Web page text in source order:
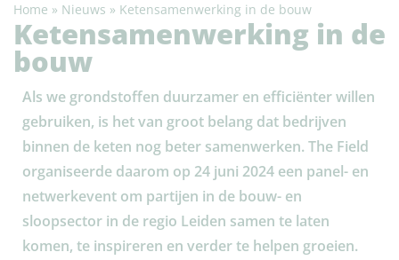
Home » Nieuws » Ketensamenwerking in de bouw
Ketensamenwerking in de
bouw
Als we grondstoffen duurzamer en efficiënter willen
gebruiken, is het van groot belang dat bedrijven
binnen de keten nog beter samenwerken. The Field
organiseerde daarom op 24 juni 2024 een panel- en
netwerkevent om partijen in de bouw- en
sloopsector in de regio Leiden samen te laten
komen, te inspireren en verder te helpen groeien.